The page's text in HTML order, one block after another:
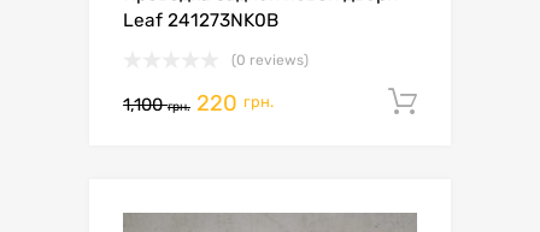
Leaf 241273NK0B
(0 reviews)
1,100грн. 220 грн.